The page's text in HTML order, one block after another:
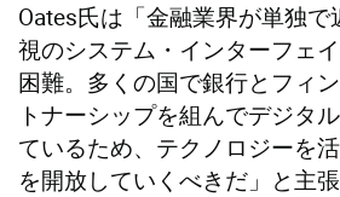
Oates氏は「金融業界が単独
視のシステム・インターフェ
困難。多くの国で銀行とフィ
トナーシップを組んでデジタ
ているため、テクノロジーを
を開放していくべきだ」と主